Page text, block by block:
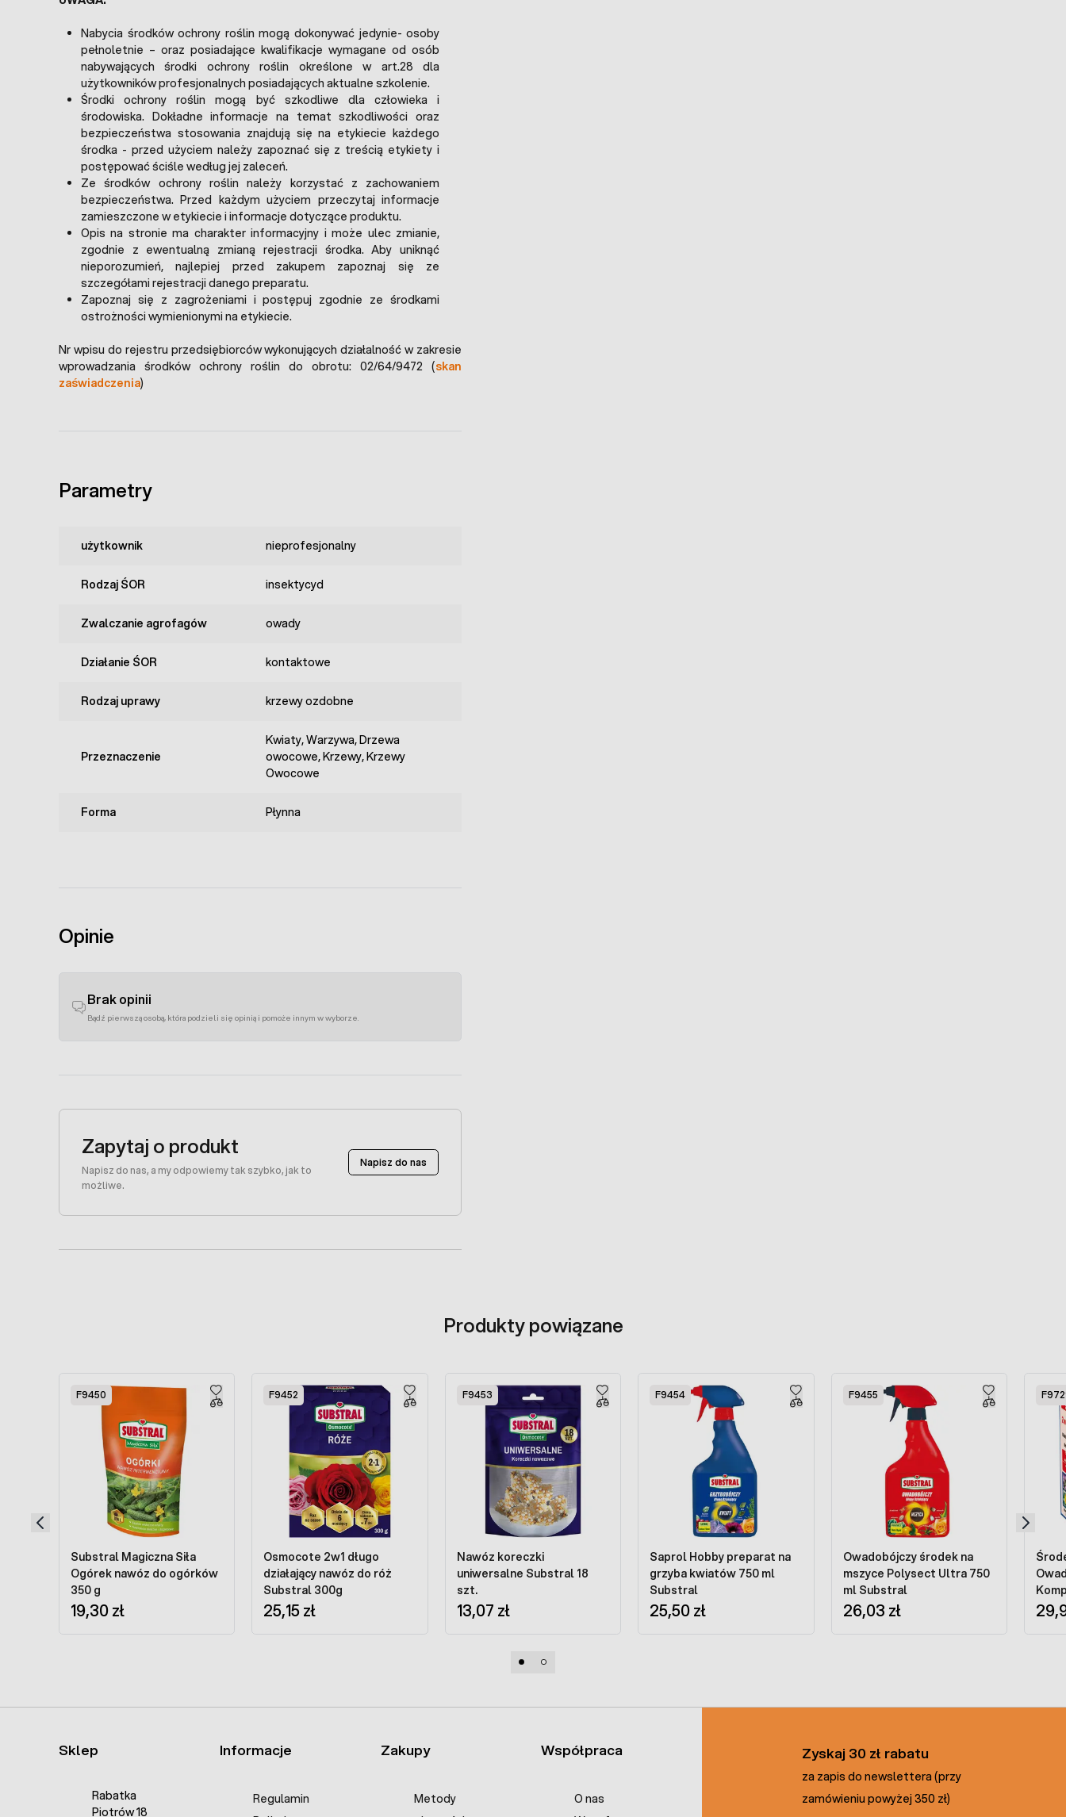
Nabycia środków ochrony roślin mogą dokonywać jedynie- osoby
pełnoletnie – oraz posiadające kwalifikacje wymagane od osób
nabywających środki ochrony roślin określone w art.28 dla
użytkowników profesjonalnych posiadających aktualne szkolenie.
Środki ochrony roślin mogą być szkodliwe dla człowieka i
środowiska. Dokładne informacje na temat szkodliwości oraz
bezpieczeństwa stosowania znajdują się na etykiecie każdego
środka - przed użyciem należy zapoznać się z treścią etykiety i
postępować ściśle według jej zaleceń.
Ze środków ochrony roślin należy korzystać z zachowaniem
bezpieczeństwa. Przed każdym użyciem przeczytaj informacje
zamieszczone w etykiecie i informacje dotyczące produktu.
Opis na stronie ma charakter informacyjny i może ulec zmianie,
zgodnie z ewentualną zmianą rejestracji środka. Aby uniknąć
nieporozumień, najlepiej przed zakupem zapoznaj się ze
szczegółami rejestracji danego preparatu.
Zapoznaj się z zagrożeniami i postępuj zgodnie ze środkami
ostrożności wymienionymi na etykiecie.
Nr wpisu do rejestru przedsiębiorców wykonujących działalność w zakresie
wprowadzania środków ochrony roślin do obrotu: 02/64/9472 (skan
zaświadczenia)
Parametry
użytkownik nieprofesjonalny
Rodzaj ŚOR insektycyd
Zwalczanie agrofagów owady
Działanie ŚOR kontaktowe
Rodzaj uprawy krzewy ozdobne
Przeznaczenie
Kwiaty, Warzywa, Drzewa
owocowe, Krzewy, Krzewy
Owocowe
Forma Płynna
Opinie
Brak opinii
Bądź pierwszą osobą, która podzieli się opinią i pomoże innym w wyborze.
Zapytaj o produkt
Napisz do nas, a my odpowiemy tak szybko, jak to
możliwe.
Napisz do nas
Produkty powiązane
F9450
Substral Magiczna Siła
Ogórek nawóz do ogórków
350 g
19,30 zł
F9452
Osmocote 2w1 długo
działający nawóz do róż
Substral 300g
25,15 zł
F9453
Nawóz koreczki
uniwersalne Substral 18
szt.
13,07 zł
F9454
Saprol Hobby preparat na
grzyba kwiatów 750 ml
Substral
25,50 zł
F9455
Owadobójczy środek na
mszyce Polysect Ultra 750
ml Substral
26,03 zł
Sklep
Rabatka
Piotrów 18
Informacje
Regulamin
Zakupy
Metody
Współpraca
O nas
Zyskaj 30 zł rabatu
za zapis do newslettera (przy
zamówieniu powyżej 350 zł)